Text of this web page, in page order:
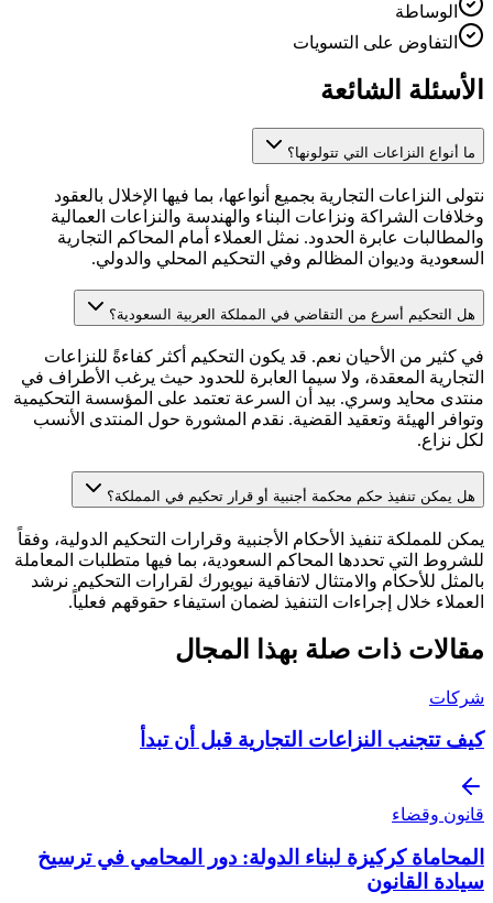
الوساطة
التفاوض على التسويات
الأسئلة الشائعة
ما أنواع النزاعات التي تتولونها؟
نتولى النزاعات التجارية بجميع أنواعها، بما فيها الإخلال بالعقود
وخلافات الشراكة ونزاعات البناء والهندسة والنزاعات العمالية
والمطالبات عابرة الحدود. نمثل العملاء أمام المحاكم التجارية
السعودية وديوان المظالم وفي التحكيم المحلي والدولي.
هل التحكيم أسرع من التقاضي في المملكة العربية السعودية؟
في كثير من الأحيان نعم. قد يكون التحكيم أكثر كفاءةً للنزاعات
التجارية المعقدة، ولا سيما العابرة للحدود حيث يرغب الأطراف في
منتدى محايد وسري. بيد أن السرعة تعتمد على المؤسسة التحكيمية
وتوافر الهيئة وتعقيد القضية. نقدم المشورة حول المنتدى الأنسب
لكل نزاع.
هل يمكن تنفيذ حكم محكمة أجنبية أو قرار تحكيم في المملكة؟
يمكن للمملكة تنفيذ الأحكام الأجنبية وقرارات التحكيم الدولية، وفقاً
للشروط التي تحددها المحاكم السعودية، بما فيها متطلبات المعاملة
بالمثل للأحكام والامتثال لاتفاقية نيويورك لقرارات التحكيم. نرشد
العملاء خلال إجراءات التنفيذ لضمان استيفاء حقوقهم فعلياً.
مقالات ذات صلة بهذا المجال
شركات
كيف تتجنب النزاعات التجارية قبل أن تبدأ
قانون وقضاء
المحاماة كركيزة لبناء الدولة: دور المحامي في ترسيخ
سيادة القانون